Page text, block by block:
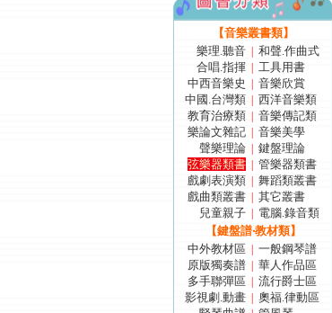
【音樂叢書類】
樂理.聽音
和聲.作曲式
合唱.指揮
工具用書
中西音樂史
音樂欣賞
中國.台灣類
西洋音樂類
教育治療類
音樂傳記類
樂論文雜記
音樂美學
聲樂理論
鍵盤理論
弦樂器類書
管樂器類書
戲劇表演類
舞蹈類叢書
戲曲類叢書
其它叢書
兒童親子
電腦.錄音類
【鍵盤譜‧教材類】
中外教材區
一般鋼琴譜
原版獨奏譜
華人作品區
多手聯彈區
流行爵士區
影視劇.動畫
奧福.律動區